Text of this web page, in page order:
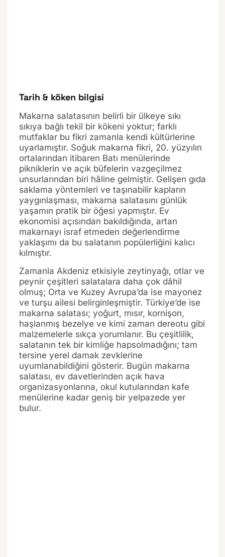
Tarih & köken bilgisi
Makarna salatasının belirli bir ülkeye sıkı
sıkıya bağlı tekil bir kökeni yoktur; farklı
mutfaklar bu fikri zamanla kendi kültürlerine
uyarlamıştır. Soğuk makarna fikri, 20. yüzyılın
ortalarından itibaren Batı menülerinde
pikniklerin ve açık büfelerin vazgeçilmez
unsurlarından biri hâline gelmiştir. Gelişen gıda
saklama yöntemleri ve taşınabilir kapların
yaygınlaşması, makarna salatasını günlük
yaşamın pratik bir öğesi yapmıştır. Ev
ekonomisi açısından bakıldığında, artan
makarnayı israf etmeden değerlendirme
yaklaşımı da bu salatanın popülerliğini kalıcı
kılmıştır.
Zamanla Akdeniz etkisiyle zeytinyağı, otlar ve
peynir çeşitleri salatalara daha çok dâhil
olmuş; Orta ve Kuzey Avrupa’da ise mayonez
ve turşu ailesi belirginleşmiştir. Türkiye’de ise
makarna salatası; yoğurt, mısır, kornişon,
haşlanmış bezelye ve kimi zaman dereotu gibi
malzemelerle sıkça yorumlanır. Bu çeşitlilik,
salatanın tek bir kimliğe hapsolmadığını; tam
tersine yerel damak zevklerine
uyumlanabildiğini gösterir. Bugün makarna
salatası, ev davetlerinden açık hava
organizasyonlarına, okul kutularından kafe
menülerine kadar geniş bir yelpazede yer
bulur.